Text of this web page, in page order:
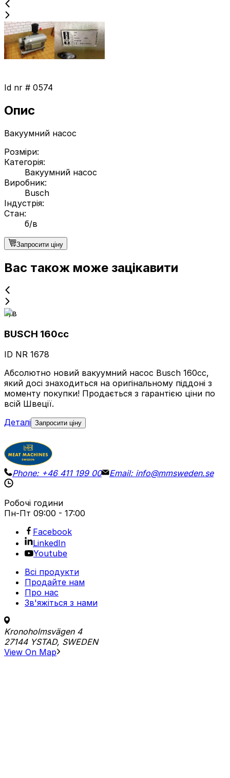
Id nr # 0574
Опис
Вакуумний насос
Розміри:
Категорія:
Вакуумний насос
Виробник:
Busch
Індустрія:
Стан:
б/в
Запросити ціну
Вас також може зацікавити
б/в
BUSCH 160cc
ID NR 1678
Абсолютно новий вакуумний насос Busch 160cc,
який досі знаходиться на оригінальному піддоні з
моменту покупки! Продається з гарантією ціни по
всій Швеції.
Деталі Запросити ціну
Phone: +46 411 199 00 Email: info@mmsweden.se
Робочі години
Пн-Пт 09:00 - 17:00
Facebook
LinkedIn
Youtube
Всі продукти
Продайте нам
Про нас
Зв'яжіться з нами
Kronoholmsvägen 4
27144 YSTAD, SWEDEN
View On Map